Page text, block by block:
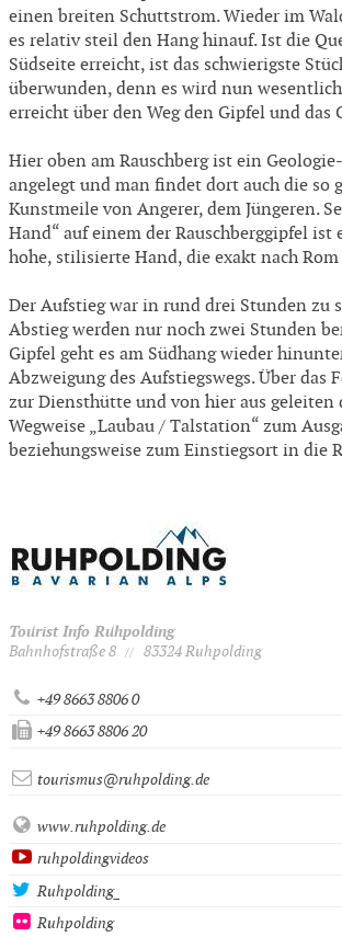
einen breiten Schuttstrom. Wieder im
es relativ steil den Hang hinauf. Ist die
Südseite erreicht, ist das schwierigste
überwunden, denn es wird nun
erreicht über den Weg den Gipfel und das
Hier oben am Rauschberg ist ein
angelegt und man findet dort auch die so
Kunstmeile von Angerer, dem Jüngeren.
Hand“ auf einem der Rauschberggipfel ist
hohe, stilisierte Hand, die exakt nach
Der Aufstieg war in rund drei Stunden zu
Abstieg werden nur noch zwei Stunden
Gipfel geht es am Südhang wieder
Abzweigung des Aufstiegswegs. Über das
zur Diensthütte und von hier aus geleiten
Wegweise „Laubau / Talstation“ zum
beziehungsweise zum Einstiegsort in die
Tourist Info Ruhpolding
Bahnhofstraße 8
// 83324 Ruhpolding
+49 8663 8806 0
+49 8663 8806 20
tourismus@ruhpolding.de
www.ruhpolding.de
ruhpoldingvideos
Ruhpolding_
Ruhpolding